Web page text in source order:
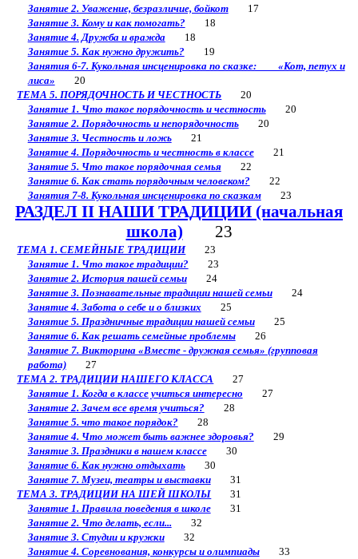
Занятие 2. Уважение, безразличие, бойкот17
Занятие 3. Кому и как помогать? 18
Занятие 4. Дружба и вражда18
Занятие 5. Как нужно дружить? 19
Занятия 6-7. Кукольная инсценировка по сказке: «Кот, петух и
лиса» 20
ТЕМА 5. ПОРЯДОЧНОСТЬ И ЧЕСТНОСТЬ 20
Занятие 1. Что такое порядочность и честность20
Занятие 2. Порядочность и непорядочность20
Занятие 3. Честность и ложь21
Занятие 4. Порядочность и честность в классе21
Занятие 5. Что такое порядочная семья22
Занятие 6. Как стать порядочным человеком? 22
Занятия 7-8. Кукольная инсценировка по сказкам23
РАЗДЕЛ II НАШИ ТРАДИЦИИ (начальная
школа) 23
ТЕМА 1. СЕМЕЙНЫЕ ТРАДИЦИИ23
Занятие 1. Что такое традиции? 23
Занятие 2. История пашей семьи24
Занятие 3. Познавательные традиции нашей семьи24
Занятие 4. Забота о себе и о близких 25
Занятие 5. Праздничные традиции нашей семьи25
Занятие 6. Как решать семейные проблемы26
Занятие 7. Викторина «Вместе - дружная семья» (групповая
работа)27
ТЕМА 2. ТРАДИЦИИ НАШЕГО КЛАССА 27
Занятие 1. Когда в классе учиться интересно 27
Занятие 2. Зачем все время учиться? 28
Занятие 5. что такое порядок? 28
Занятие 4. Что может быть важнее здоровья? 29
Занятие 3. Праздники в нашем классе30
Занятие 6. Как нужно отдыхать30
Занятие 7. Музеи, театры и выставки31
ТЕМА 3. ТРАДИЦИИ НА ШЕЙ ШКОЛЫ 31
Занятие 1. Правила поведения в школе31
Занятие 2. Что делать, если... 32
Занятие 3. Студии и кружки32
Занятие 4. Соревнования, конкурсы и олимпиады33